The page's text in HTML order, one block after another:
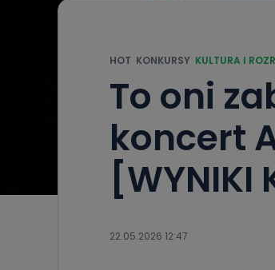
HOT KONKURSY KULTURA I
To oni
koncert
[WYNIKI
22.05.2026 12:47